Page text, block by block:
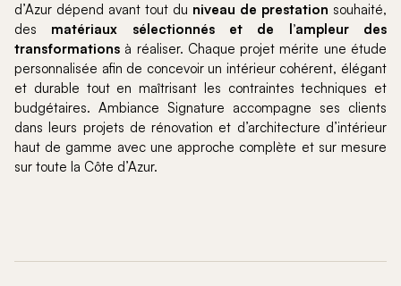
d’Azur dépend avant tout du niveau de prestation souhaité,
des matériaux sélectionnés et de l’ampleur des
transformations à réaliser. Chaque projet mérite une étude
personnalisée afin de concevoir un intérieur cohérent, élégant
et durable tout en maîtrisant les contraintes techniques et
budgétaires. Ambiance Signature accompagne ses clients
dans leurs projets de rénovation et d’architecture d’intérieur
haut de gamme avec une approche complète et sur mesure
sur toute la Côte d’Azur.